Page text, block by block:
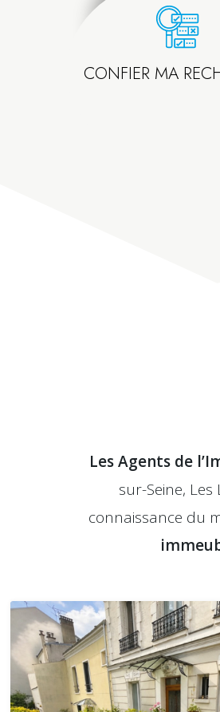
CONFIER MA
Les Agents de
sur-Seine,
connaissance du